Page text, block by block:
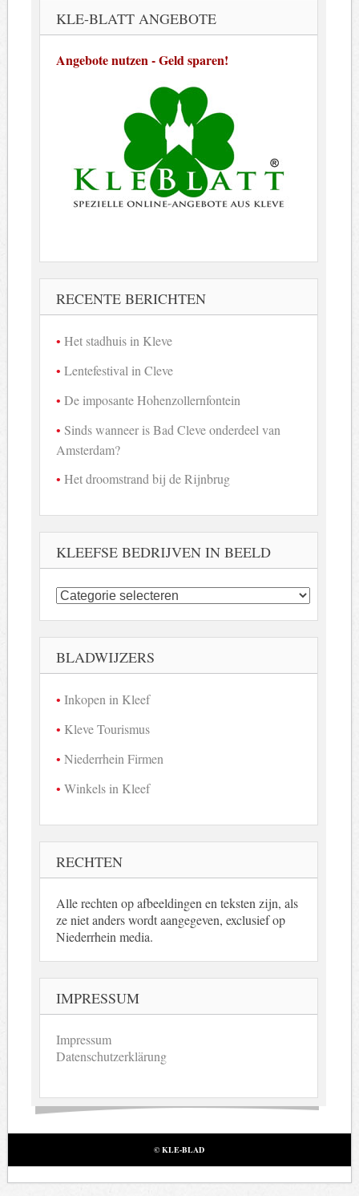
KLE-BLATT ANGEBOTE
Angebote nutzen - Geld sparen!
RECENTE BERICHTEN
Het stadhuis in Kleve
Lentefestival in Cleve
De imposante Hohenzollernfontein
Sinds wanneer is Bad Cleve onderdeel van
Amsterdam?
Het droomstrand bij de Rijnbrug
KLEEFSE BEDRIJVEN IN BEELD
Kleefse
bedrijven
beeld
BLADWIJZERS
Inkopen in Kleef
Kleve Tourismus
Niederrhein Firmen
Winkels in Kleef
RECHTEN
Alle rechten op afbeeldingen en teksten zijn, als
ze niet anders wordt aangegeven, exclusief op
Niederrhein media.
IMPRESSUM
Impressum
Datenschutzerklärung
© KLE-BLAD